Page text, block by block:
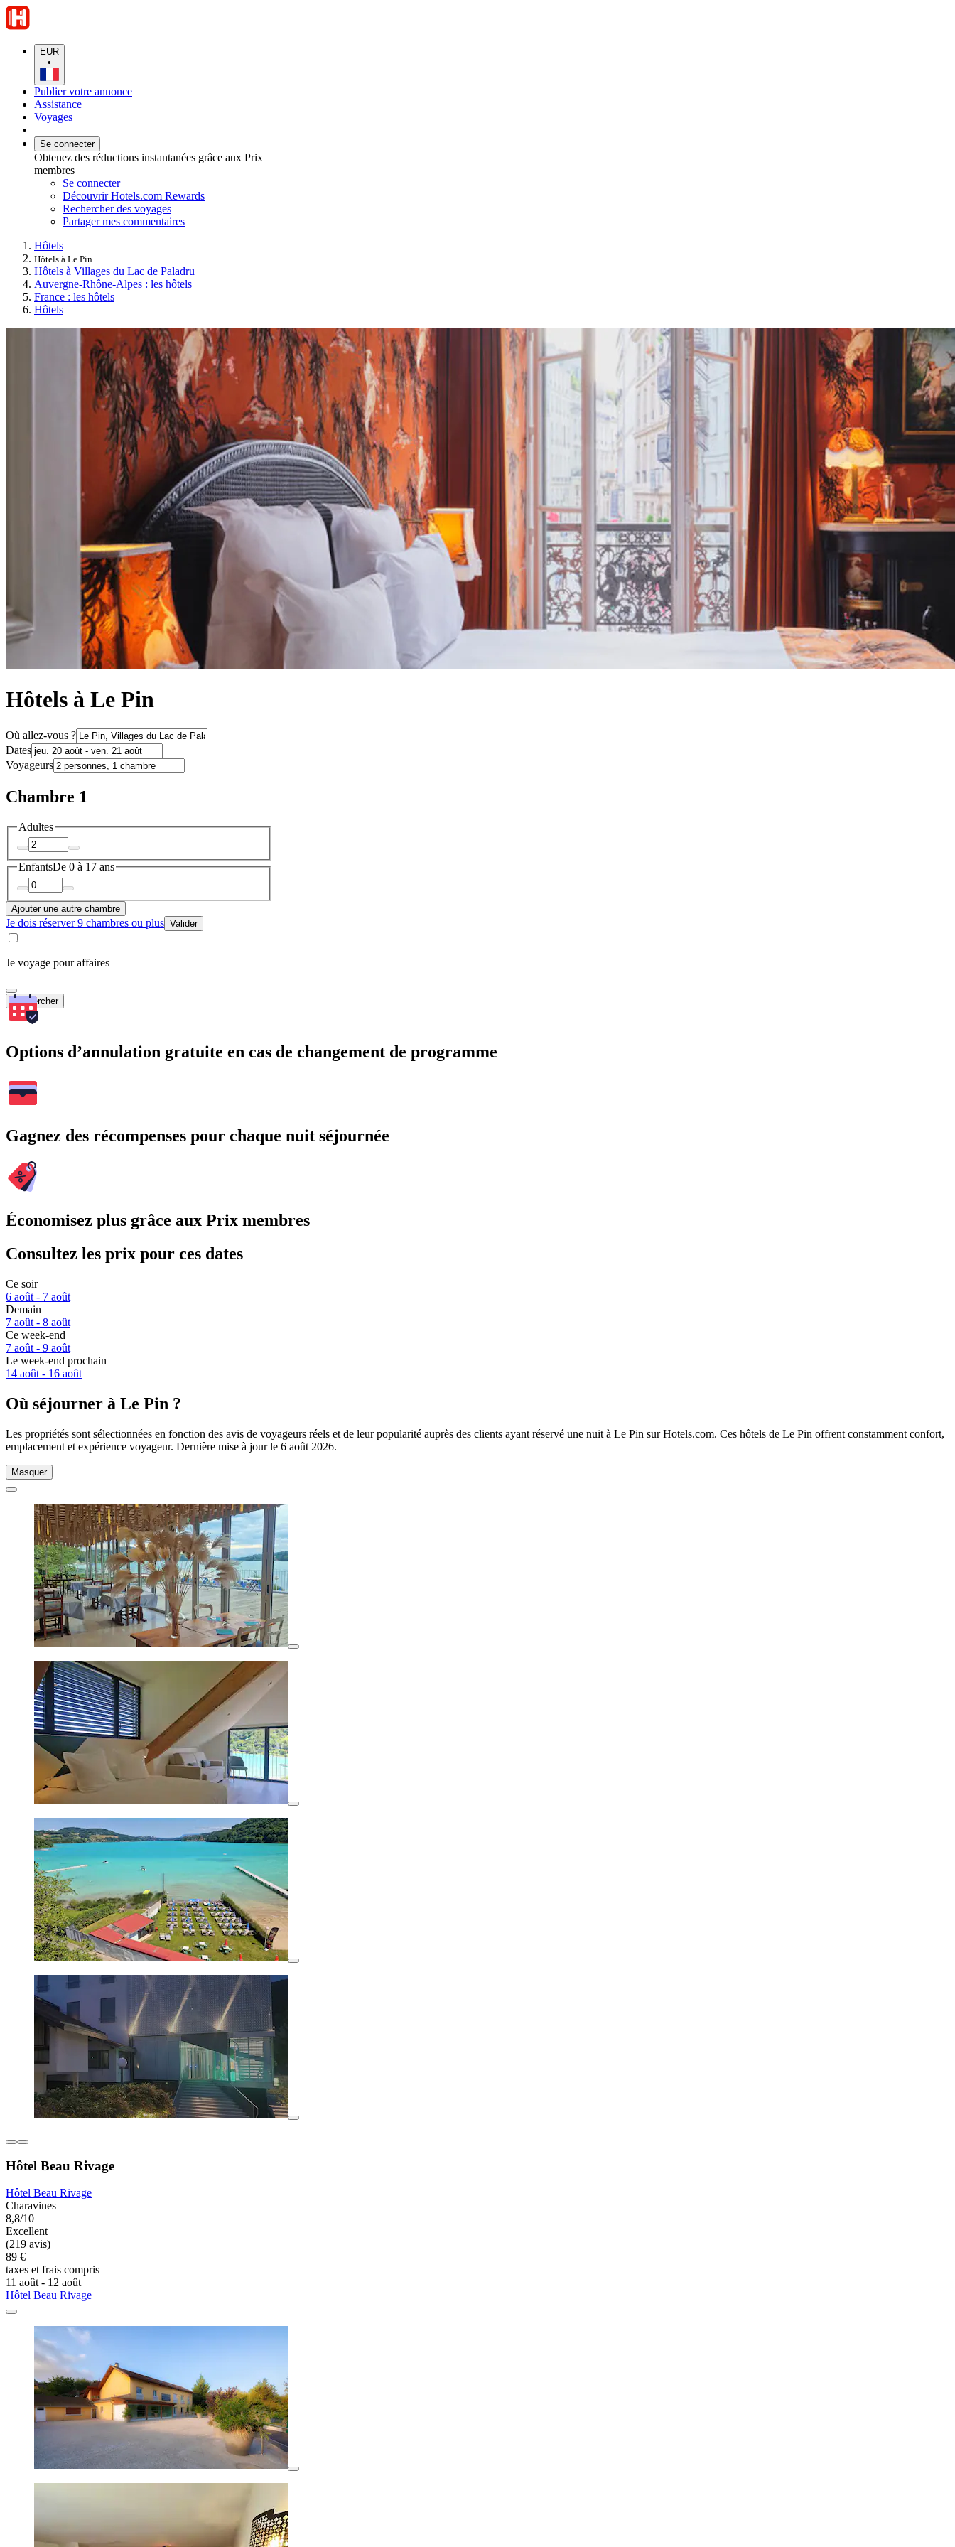
EUR
•
Publier votre annonce
Assistance
Voyages
Se connecter
Obtenez des réductions instantanées grâce aux Prix
membres
Se connecter
Découvrir Hotels.com Rewards
Rechercher des voyages
Partager mes commentaires
Hôtels
Hôtels à Le Pin
Hôtels à Villages du Lac de Paladru
Auvergne-Rhône-Alpes : les hôtels
France : les hôtels
Hôtels
Hôtels à Le Pin
Où allez-vous ?
Dates
Voyageurs
Chambre 1
Adultes
EnfantsDe 0 à 17 ans
Ajouter une autre chambre
Je dois réserver 9 chambres ou plus Valider
Je voyage pour affaires
Rechercher
Options d’annulation gratuite en cas de changement de programme
Gagnez des récompenses pour chaque nuit séjournée
Économisez plus grâce aux Prix membres
Consultez les prix pour ces dates
Ce soir
6 août - 7 août
Demain
7 août - 8 août
Ce week-end
7 août - 9 août
Le week-end prochain
14 août - 16 août
Où séjourner à Le Pin ?
Les propriétés sont sélectionnées en fonction des avis de voyageurs réels et de leur popularité auprès des clients ayant réservé une nuit à Le Pin sur Hotels.com. Ces hôtels de Le Pin offrent constamment confort,
emplacement et expérience voyageur. Dernière mise à jour le 6 août 2026.
Masquer
Hôtel Beau Rivage
Hôtel Beau Rivage
Charavines
8,8/10
Excellent
(219 avis)
89 €
taxes et frais compris
11 août - 12 août
Hôtel Beau Rivage